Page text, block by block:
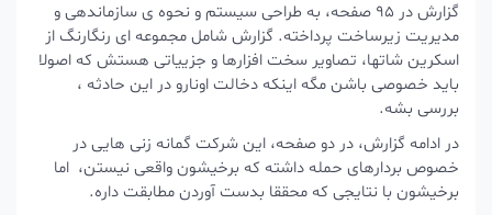
گزارش در 95 صفحه، به طراحی سیستم و نحوه ی سازماندهی و
مدیریت زیرساخت پرداخته. گزارش شامل مجموعه ای رنگارنگ از
اسکرین شاتها، تصاویر سخت افزارها و جزییاتی هستش که اصولا
باید خصوصی باشن مگه اینکه دخالت اونارو در این حادثه ،
بررسی بشه.
در ادامه گزارش، در دو صفحه، این شرکت گمانه زنی هایی در
خصوص بردارهای حمله داشته که برخیشون واقعی نیستن، اما
برخیشون با نتایجی که محققا بدست آوردن مطابقت داره.